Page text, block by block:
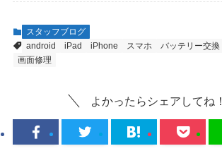
スタッフブログ
android
iPad iPhone スマホ バッテリー交換
画面修理
よかったらシェアしてね！